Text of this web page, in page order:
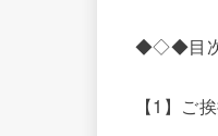
◆◇◆目
【1】ご